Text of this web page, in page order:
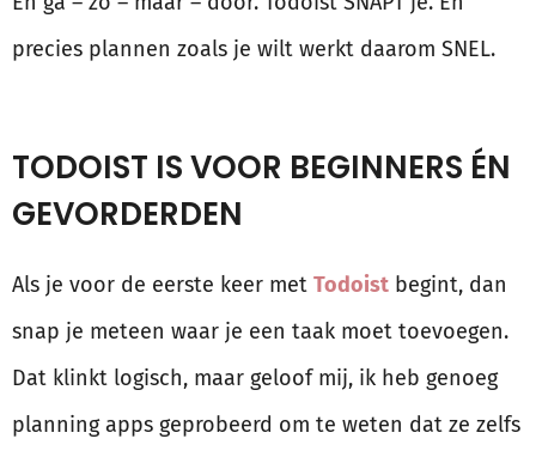
precies plannen zoals je wilt werkt daarom SNEL.
TODOIST IS VOOR BEGINNERS ÉN
GEVORDERDEN
Als je voor de eerste keer met Todoist begint, dan
snap je meteen waar je een taak moet toevoegen.
Dat klinkt logisch, maar geloof mij, ik heb genoeg
planning apps geprobeerd om te weten dat ze zelfs